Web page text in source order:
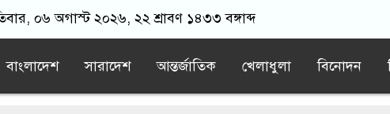
০৬ অগাস্ট ২০২৬, ২২ শ্রাবণ ১৪৩৩ বঙ্গাব্দ
বাংলাদেশ সারাদেশ আন্তর্জাতিক খেলাধুলা বিনোদন